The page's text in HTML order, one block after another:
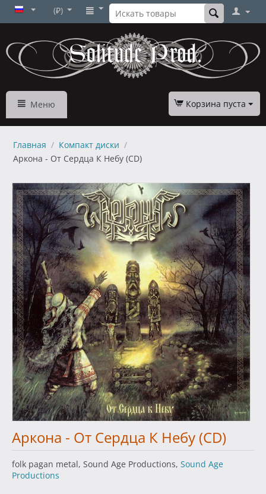
(₽)
Меню Корзина пуста
Главная / Компакт диски /
Аркона - От Сердца К Небу (CD)
Аркона - От Сердца К Небу (CD)
folk pagan metal, Sound Age Productions, Sound Age
Productions